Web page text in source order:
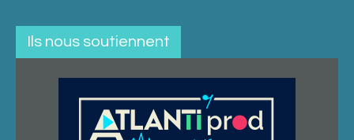
Ils nous soutiennent